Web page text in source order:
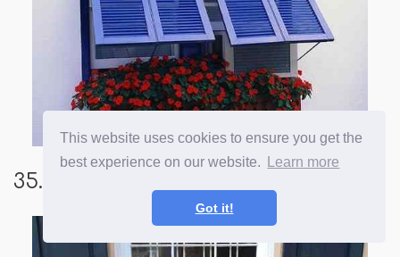
This website uses cookies to ensure you get the
best experience on our website.
Learn more
Got it!
35. Farbenfrohe Laubpflanzen